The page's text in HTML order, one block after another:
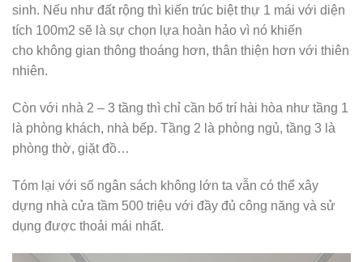
sinh. Nếu như đất rộng thì kiến trúc biệt thự 1 mái với diện
tích 100m2 sẽ là sự chọn lựa hoàn hảo vì nó khiến
cho không gian thông thoáng hơn, thân thiện hơn với thiên
nhiên.
Còn với nhà 2 – 3 tầng thì chỉ cần bố trí hài hòa như tầng 1
là phòng khách, nhà bếp. Tầng 2 là phòng ngủ, tầng 3 là
phòng thờ, giặt đồ…
Tóm lại với số ngân sách không lớn ta vẫn có thể xây
dựng nhà cửa tầm 500 triệu với đầy đủ công năng và sử
dụng được thoải mái nhất.